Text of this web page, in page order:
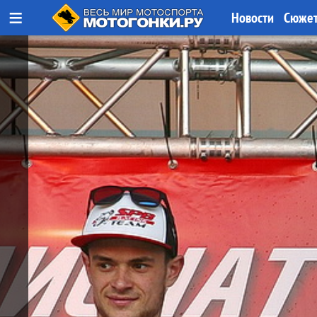
≡ Новости